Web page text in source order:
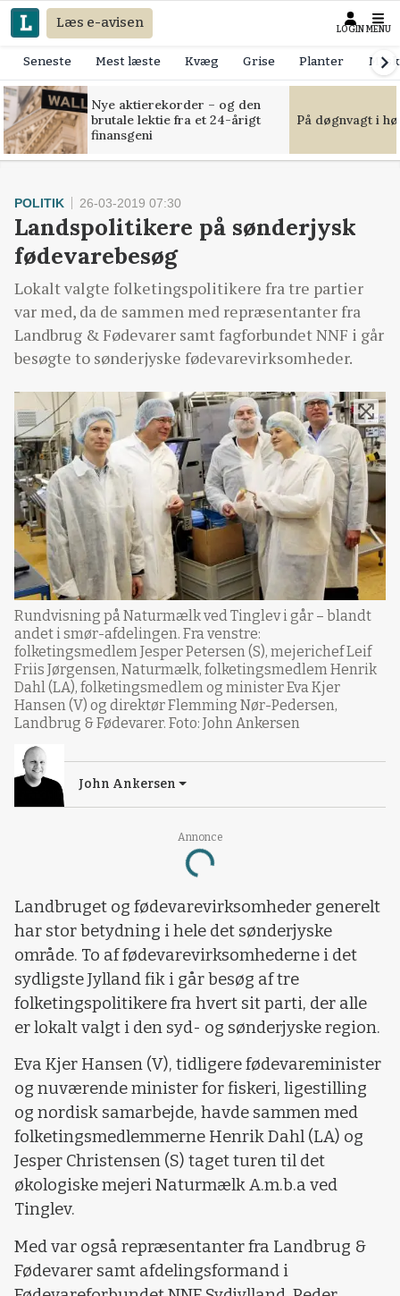
Læs e-avisen LOGIN MENU
Seneste Mest læste Kvæg Grise Planter
Nye aktierekorder – og den
brutale lektie fra et 24-årigt
finansgeni
På døgnvagt i
Annonce
Loading...
POLITIK 26-03-2019 07:30
Landspolitikere på sønderjysk
fødevarebesøg
Lokalt valgte folketingspolitikere fra tre partier
var med, da de sammen med repræsentanter fra
Landbrug & Fødevarer samt fagforbundet NNF i går
besøgte to sønderjyske fødevarevirksomheder.
Rundvisning på Naturmælk ved Tinglev i går – blandt
andet i smør-afdelingen. Fra venstre:
folketingsmedlem Jesper Petersen (S), mejerichef Leif
Friis Jørgensen, Naturmælk, folketingsmedlem Henrik
Dahl (LA), folketingsmedlem og minister Eva Kjer
Hansen (V) og direktør Flemming Nør-Pedersen,
Landbrug & Fødevarer. Foto: John Ankersen
John Ankersen
Landbruget og fødevarevirksomheder generelt
har stor betydning i hele det sønderjyske
område. To af fødevarevirksomhederne i det
sydligste Jylland fik i går besøg af tre
folketingspolitikere fra hvert sit parti, der alle
er lokalt valgt i den syd- og sønderjyske region.
Eva Kjer Hansen (V), tidligere fødevareminister
og nuværende minister for fiskeri, ligestilling
og nordisk samarbejde, havde sammen med
folketingsmedlemmerne Henrik Dahl (LA) og
Jesper Christensen (S) taget turen til det
økologiske mejeri Naturmælk A.m.b.a ved
Tinglev.
Med var også repræsentanter fra Landbrug &
Fødevarer samt afdelingsformand i